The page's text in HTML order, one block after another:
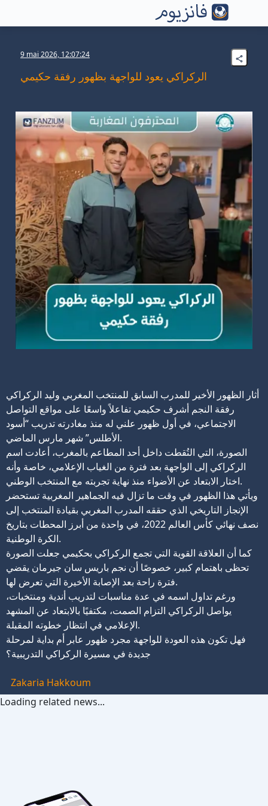
9 mai 2026, 12:07:24
الركراكي يعود للواجهة بظهور رفقة حكيمي
أثار الظهور الأخير للمدرب السابق للمنتخب المغربي وليد الركراكي
رفقة النجم أشرف حكيمي تفاعلاً واسعًا على مواقع التواصل
الاجتماعي، في أول ظهور علني له منذ مغادرته تدريب “أسود
الأطلس” شهر مارس الماضي.
الصورة، التي التُقطت داخل أحد المطاعم بالمغرب، أعادت اسم
الركراكي إلى الواجهة بعد فترة من الغياب الإعلامي، خاصة وأنه
اختار الابتعاد عن الأضواء منذ نهاية تجربته مع المنتخب الوطني.
ويأتي هذا الظهور في وقت ما تزال فيه الجماهير المغربية تستحضر
الإنجاز التاريخي الذي حققه المدرب المغربي بقيادة المنتخب إلى
نصف نهائي كأس العالم 2022، في واحدة من أبرز المحطات بتاريخ
الكرة الوطنية.
كما أن العلاقة القوية التي تجمع الركراكي بحكيمي جعلت الصورة
تحظى باهتمام كبير، خصوصًا أن نجم باريس سان جيرمان يقضي
فترة راحة بعد الإصابة الأخيرة التي تعرض لها.
ورغم تداول اسمه في عدة مناسبات لتدريب أندية ومنتخبات،
يواصل الركراكي التزام الصمت، مكتفيًا بالابتعاد عن المشهد
الإعلامي في انتظار خطوته المقبلة.
فهل تكون هذه العودة للواجهة مجرد ظهور عابر أم بداية لمرحلة
جديدة في مسيرة الركراكي التدريبية؟
Zakaria Hakkoum
Loading related news...